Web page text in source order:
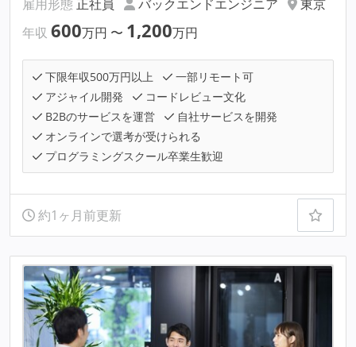
雇用形態 正社員 バックエンドエンジニア
東京
年収 600万円 〜 1,200万円
下限年収500万円以上
一部リモート可
アジャイル開発
コードレビュー文化
B2Bのサービスを運営
自社サービスを開発
オンラインで選考が受けられる
プログラミングスクール卒業生歓迎
約1ヶ月前更新